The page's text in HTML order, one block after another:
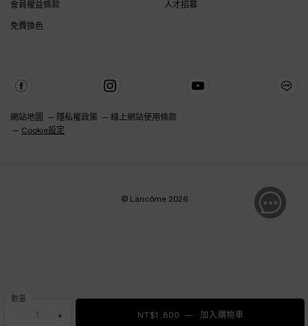
數量
+ NT$1,800 ― 加入購物車
會員權益條款
免費換色
人才招募
網站地圖 隱私權政策
線上網站使用條款
Cookie設定
© Lancôme 2026